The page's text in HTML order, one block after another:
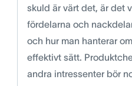
skuld är värt det, är det
fördelarna och
och hur man hanterar
effektivt sätt.
andra intressenter bör